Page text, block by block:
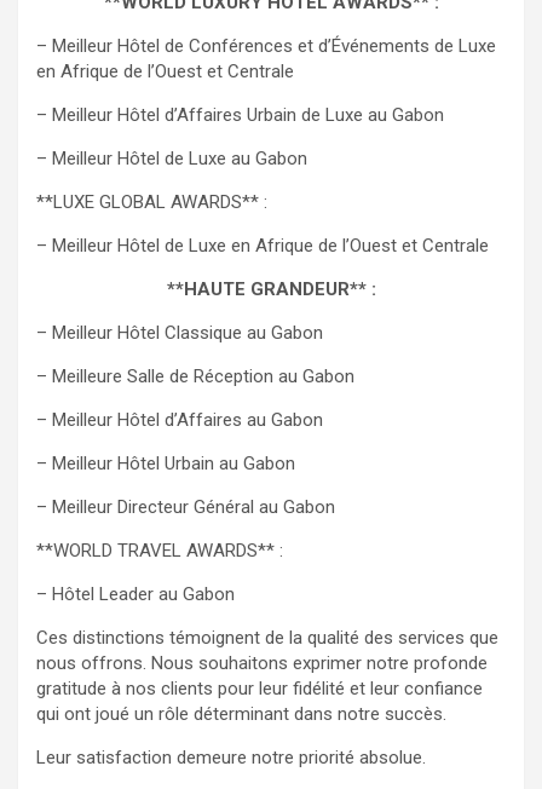
– Meilleur Hôtel de Conférences et d’Événements de Luxe
en Afrique de l’Ouest et Centrale
– Meilleur Hôtel d’Affaires Urbain de Luxe au Gabon
– Meilleur Hôtel de Luxe au Gabon
**LUXE GLOBAL AWARDS** :
– Meilleur Hôtel de Luxe en Afrique de l’Ouest et Centrale
**HAUTE GRANDEUR** :
– Meilleur Hôtel Classique au Gabon
– Meilleure Salle de Réception au Gabon
– Meilleur Hôtel d’Affaires au Gabon
– Meilleur Hôtel Urbain au Gabon
– Meilleur Directeur Général au Gabon
**WORLD TRAVEL AWARDS** :
– Hôtel Leader au Gabon
Ces distinctions témoignent de la qualité des services que
nous offrons. Nous souhaitons exprimer notre profonde
gratitude à nos clients pour leur fidélité et leur confiance
qui ont joué un rôle déterminant dans notre succès.
Leur satisfaction demeure notre priorité absolue.